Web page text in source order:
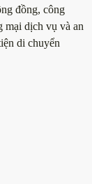
đồng, công
mại dịch vụ và an
di chuyển